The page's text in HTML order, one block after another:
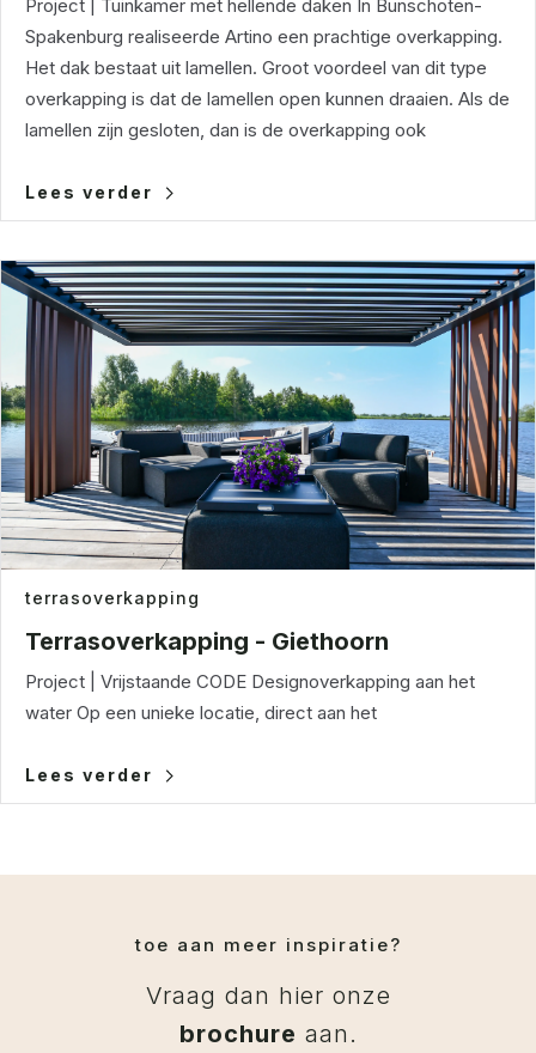
Project | Tuinkamer met hellende daken In Bunschoten-
Spakenburg realiseerde Artino een prachtige overkapping.
Het dak bestaat uit lamellen. Groot voordeel van dit type
overkapping is dat de lamellen open kunnen draaien. Als de
lamellen zijn gesloten, dan is de overkapping ook
Lees verder
terrasoverkapping
Terrasoverkapping - Giethoorn
Project | Vrijstaande CODE Designoverkapping aan het
water Op een unieke locatie, direct aan het
Lees verder
toe aan meer inspiratie?
Vraag dan hier onze
brochure aan.